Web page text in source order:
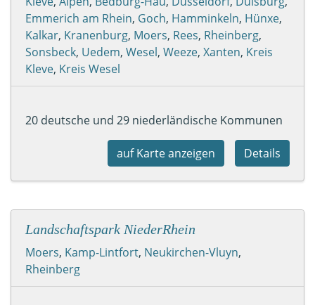
Emmerich am Rhein, Goch, Hamminkeln, Hünxe,
Kalkar, Kranenburg, Moers, Rees, Rheinberg,
Sonsbeck, Uedem, Wesel, Weeze, Xanten, Kreis
Kleve, Kreis Wesel
20 deutsche und 29 niederländische Kommunen
Details
auf Karte anzeigen
Landschaftspark NiederRhein
Moers, Kamp-Lintfort, Neukirchen-Vluyn,
Rheinberg